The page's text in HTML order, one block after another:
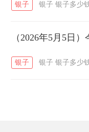
银子 银子 银子多少
（2026年5月5日
银子 银子 银子多少